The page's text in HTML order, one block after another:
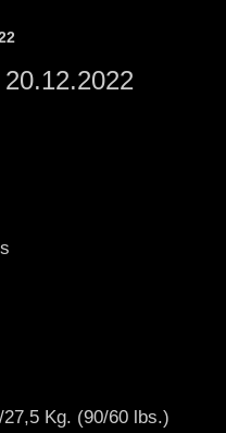
Kg. (90/60 lbs.)